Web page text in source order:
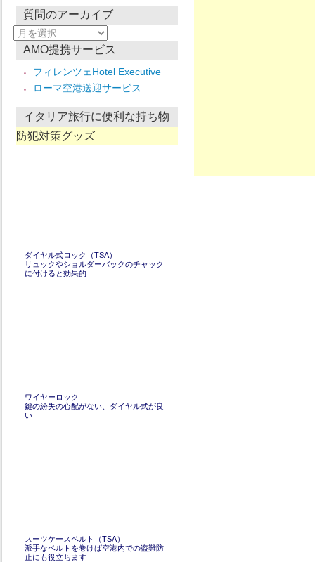
質問のアーカイブ
質
問
AMO提携サービス
フィレンツェHotel Executive
ローマ空港送迎サービス
イタリア旅行に便利な持ち物
防犯対策グッズ
ダイヤル式ロック（TSA）
リュックやショルダーバックのチャック
に付けると効果的
ワイヤーロック
鍵の紛失の心配がない、ダイヤル式が良
い
スーツケースベルト（TSA）
派手なベルトを巻けば空港内での盗難防
止にも役立ちます